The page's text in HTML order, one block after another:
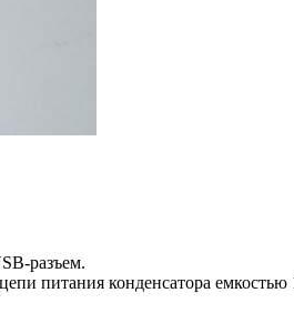
разъем.
питания конденсатора